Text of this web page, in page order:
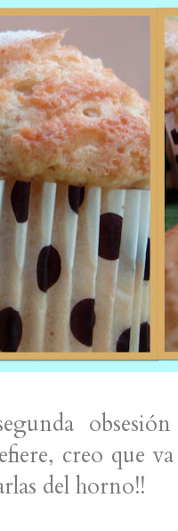
creo que
del horno!!